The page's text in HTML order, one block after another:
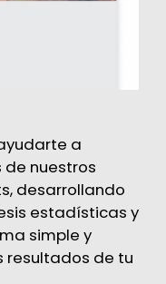
a
nuestros
, desarrollando
estadísticas y
simple y
resultados de tu